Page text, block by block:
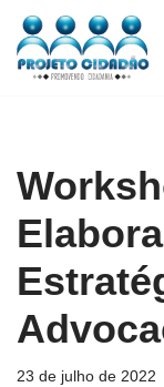
Pular
23 de julho de 2022